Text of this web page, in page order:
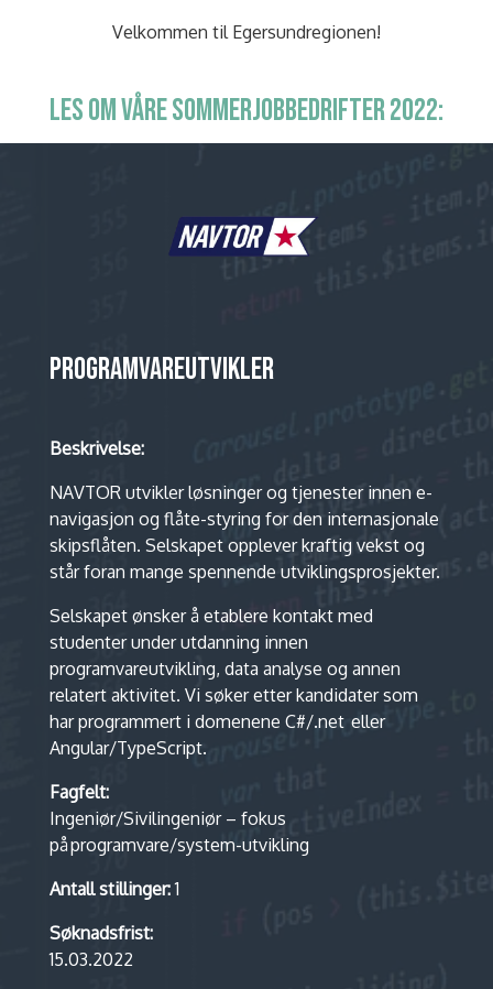
Velkommen til Egersundregionen!
LES OM VÅRE SOMMERJOBBEDRIFTER 2022:
PROGRAMVAREUTVIKLER
Beskrivelse:
NAVTOR utvikler løsninger og tjenester innen e-
navigasjon og flåte-styring for den internasjonale
skipsflåten. Selskapet opplever kraftig vekst og
står foran mange spennende utviklingsprosjekter.
Selskapet ønsker å etablere kontakt med
studenter under utdanning innen
programvareutvikling, data analyse og annen
relatert aktivitet. Vi søker etter kandidater som
har programmert i domenene C#/.net eller
Angular/TypeScript.
Fagfelt:
Ingeniør/Sivilingeniør – fokus
på programvare/system-utvikling
Antall stillinger:1
Søknadsfrist:
15.03.2022